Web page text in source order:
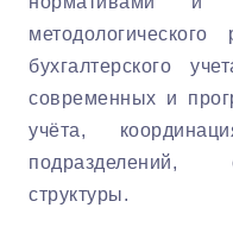
бухгалтерского
современных и
учёта,
подразделений,
структуры.